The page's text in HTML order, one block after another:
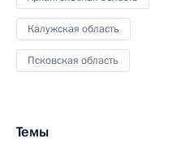
Калужская область
Псковская область
Темы